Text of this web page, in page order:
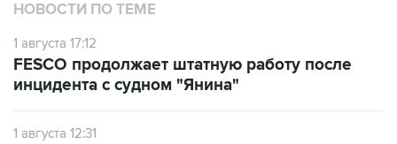
НОВОСТИ ПО ТЕМЕ
1 августа 17:12
FESCO продолжает штатную работу после
инцидента с судном "Янина"
1 августа 12:31